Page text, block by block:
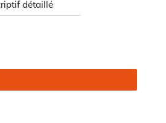
détaillé